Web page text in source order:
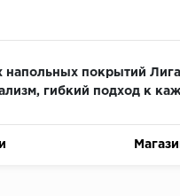
напольных покрытий
гибкий подход к